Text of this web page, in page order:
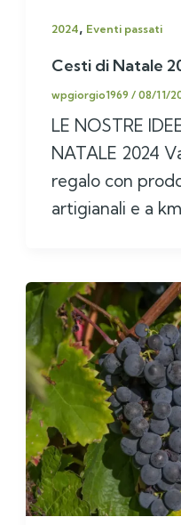
2024, Eventi passati
Cesti di Natale
wpgiorgio1969/08/11/
LE NOSTRE
NATALE 2024
regalo con
artigianali e a km